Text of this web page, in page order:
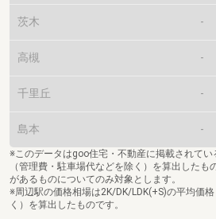
茨木 -
高槻 -
千里丘 -
島本 -
※このデータはgoo住宅・不動産に掲載されて
（管理費・駐車場代などを除く）を算出した
があるものについてのみ対象とします。
※周辺駅の価格相場は2K/DK/LDK(+S)の平均価
く）を算出したものです。